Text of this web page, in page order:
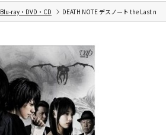
Blu-ray・DVD・CD DEATH NOTE デスノート the Last